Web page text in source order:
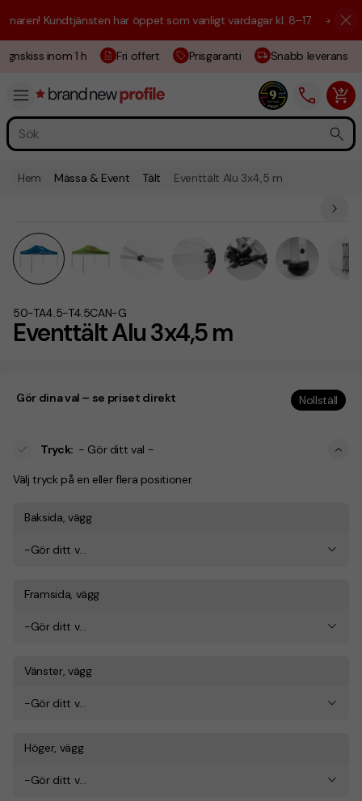
Kundtjänsten har öppet som vanligt vardagar kl. 8–17. ☀️ Vi är här
inom 1 h Fri offert Prisgaranti Snabb leverans
Hem Mässa & Event Tält Eventtält Alu 3x4,5 m
Eventtält Alu 3x4,5 m
50-TA4.5-T4.5CAN-G
Gör dina val – se priset direkt Nollställ
Tryck: - Gör ditt val -
Välj tryck på en eller flera positioner.
Baksida, vägg
-Gör ditt val-
Framsida, vägg
-Gör ditt val-
Vänster, vägg
-Gör ditt val-
Höger, vägg
-Gör ditt val-